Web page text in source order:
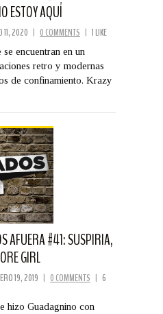
ESTOY AQUÍ
11, 2020 | 0 COMMENTS | 1 LIKE
encuentran en un
retro y modernas
de confinamiento. Krazy
AFUERA #41: SUSPIRIA,
GIRL
19, 2019 | 0 COMMENTS | 6
hizo Guadagnino con